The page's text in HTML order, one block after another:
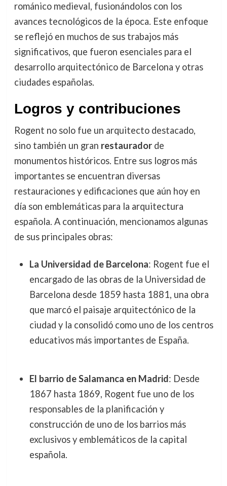
románico medieval, fusionándolos con los
avances tecnológicos de la época. Este enfoque
se reflejó en muchos de sus trabajos más
significativos, que fueron esenciales para el
desarrollo arquitectónico de Barcelona y otras
ciudades españolas.
Logros y contribuciones
Rogent no solo fue un arquitecto destacado,
sino también un gran restauradorde
monumentos históricos. Entre sus logros más
importantes se encuentran diversas
restauraciones y edificaciones que aún hoy en
día son emblemáticas para la arquitectura
española. A continuación, mencionamos algunas
de sus principales obras:
La Universidad de Barcelona: Rogent fue el
encargado de las obras de la Universidad de
Barcelona desde 1859 hasta 1881, una obra
que marcó el paisaje arquitectónico de la
ciudad y la consolidó como uno de los centros
educativos más importantes de España.
El barrio de Salamanca en Madrid: Desde
1867 hasta 1869, Rogent fue uno de los
responsables de la planificación y
construcción de uno de los barrios más
exclusivos y emblemáticos de la capital
española.